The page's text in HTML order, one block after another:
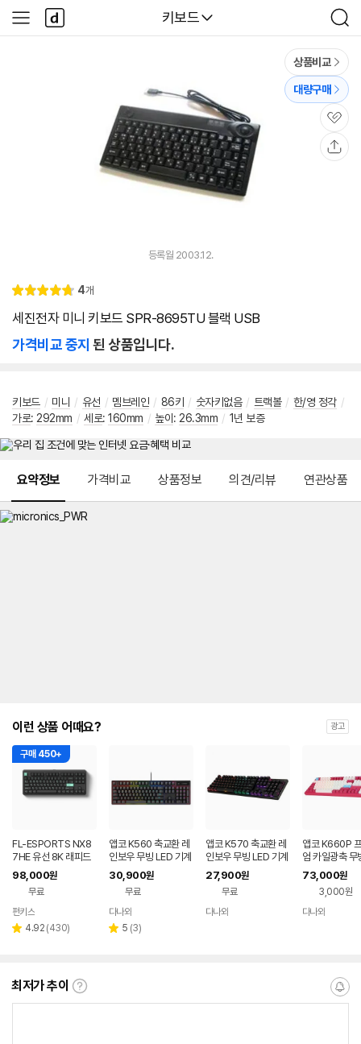
다나와
키보드
검
색
사
이
다
나
와
상품비교
대량구매
관
심
등록월 2003.12.
별
점
4.
리
4개
세진전자 미니 키보드 SPR-8695TU 블랙 USB
가격비교 중지 된 상품입니다.
키보드 / 미니 / 유선 / 멤브레인 / 86키 / 숫자키없음 / 트랙볼 / 한/영 정각 /
가로: 292mm / 세로: 160mm / 높이 : 26.3mm / 1년 보증
요약정보 가격비교 상품정보 의견/리뷰 연관상품
이런 상품 어때요? 광고
구매 450+
FL-ESPORTS NX8
7HE 유선 8K 래피드
트리거 자석축 키보드
민트 블랙, 저소음스톰
98,000원
무료
페이
펀키스
별 4.92 리
(430)
앱코 K560 축교환 레
인보우 무빙 LED 기계
식 블랙 (적축)
30,900원
무료
페이
다나와
별 5 리
(3)
앱코 K570 축교환 레
인보우 무빙 LED 기계
식 키보드 (갈축)
27,900원
무료
다나와
앱코 K660P
엄 카일광축 무
게이밍 기계식
(마젠타, 클릭)
73,000원
3,000원
다나와
최저가 추이
최
알